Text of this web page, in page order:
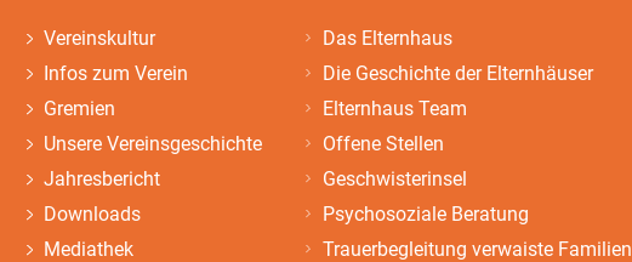
Vereinskultur
Infos zum Verein
Gremien
Unsere Vereinsgeschichte
Jahresbericht
Downloads
Mediathek
Das Elternhaus
Die Geschichte der Elternhäuser
Elternhaus Team
Offene Stellen
Geschwisterinsel
Psychosoziale Beratung
Trauerbegleitung verwaiste Familien